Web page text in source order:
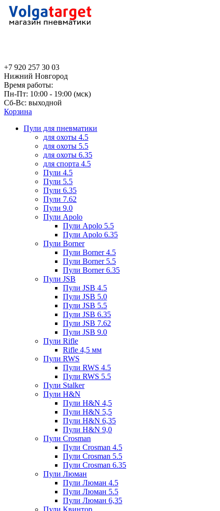
+7 920 257 30 03
Нижний Новгород
Время работы:
Пн-Пт: 10:00 - 19:00 (мск)
Сб-Вс: выходной
Корзина
Пули для пневматики
для охоты 4.5
для охоты 5.5
для охоты 6.35
для спорта 4.5
Пули 4.5
Пули 5.5
Пули 6.35
Пули 7.62
Пули 9.0
Пули Apolo
Пули Apolo 5.5
Пули Apolo 6.35
Пули Borner
Пули Borner 4.5
Пули Borner 5.5
Пули Borner 6.35
Пули JSB
Пули JSB 4.5
Пули JSB 5.0
Пули JSB 5.5
Пули JSB 6.35
Пули JSB 7.62
Пули JSB 9.0
Пули Rifle
Rifle 4,5 мм
Пули RWS
Пули RWS 4.5
Пули RWS 5.5
Пули Stalker
Пули H&N
Пули H&N 4,5
Пули H&N 5,5
Пули H&N 6,35
Пули H&N 9,0
Пули Crosman
Пули Crosman 4.5
Пули Crosman 5.5
Пули Crosman 6.35
Пули Люман
Пули Люман 4.5
Пули Люман 5.5
Пули Люман 6,35
Пули Квинтор